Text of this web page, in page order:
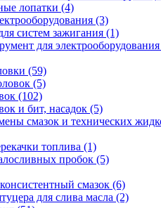
лопатки (4)
(3)
систем зажигания (1)
для
(59)
(5)
(102)
и бит, насадок (5)
смазок и технических
топлива (1)
пробок (5)
смазок (6)
для слива масла (2)